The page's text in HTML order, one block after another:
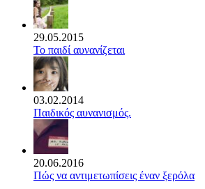
29.05.2015
Το παιδί αυνανίζεται
03.02.2014
Παιδικός αυνανισμός.
20.06.2016
Πώς να αντιμετωπίσεις έναν ξερόλα